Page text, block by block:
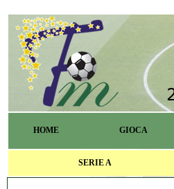
HOME GIOCA
SERIE A